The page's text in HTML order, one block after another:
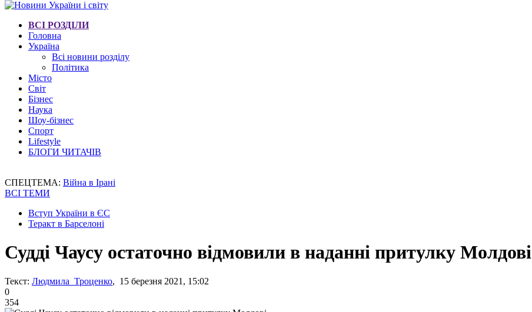
ВСІ РОЗДІЛИ
Головна
Україна
Всі новини розділу
Політика
Місто
Світ
Бізнес
Наука
Шоу-бізнес
Спорт
Lifestyle
БЛОГИ ЧИТАЧІВ
СПЕЦТЕМА: Війна в Ірані
ВСІ ТЕМИ
Вступ України в ЄС
Теракт в Барселоні
Судді Чаусу остаточно відмовили в наданні притулку Молдові
Текст: Людмила Троценко, 15 березня 2021, 15:02
0
354